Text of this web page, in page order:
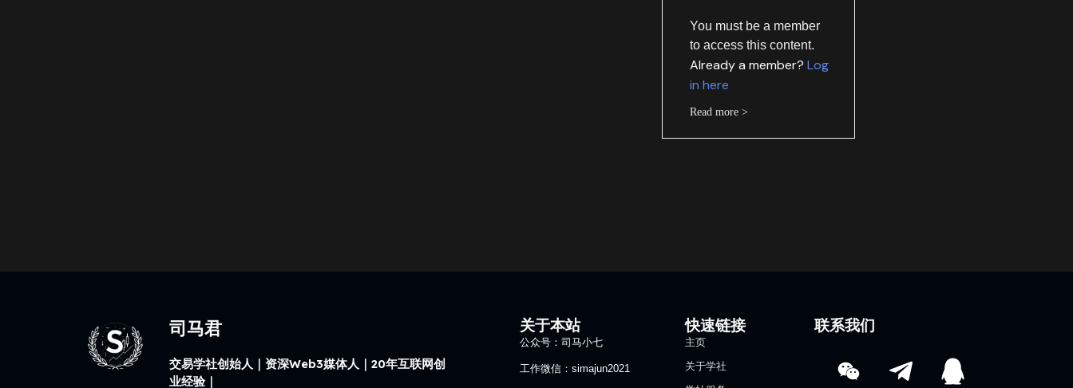
You must be a member
to access this content.
Already a member?Log
in here
Read more >
司马君
交易学社创始人｜资深Web3媒体人｜20年互联网创
业经验｜
关于本站
公众号：司马小七
工作微信：simajun2021
快速链接
主页
关于学社
联系我们